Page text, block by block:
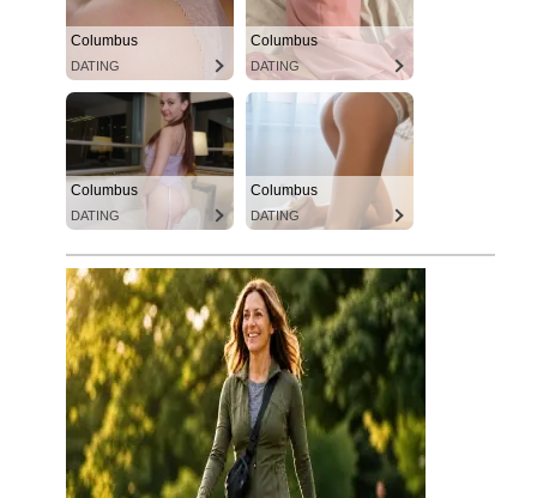
Columbus
DATING
Columbus
DATING
Columbus
DATING
Columbus
DATING